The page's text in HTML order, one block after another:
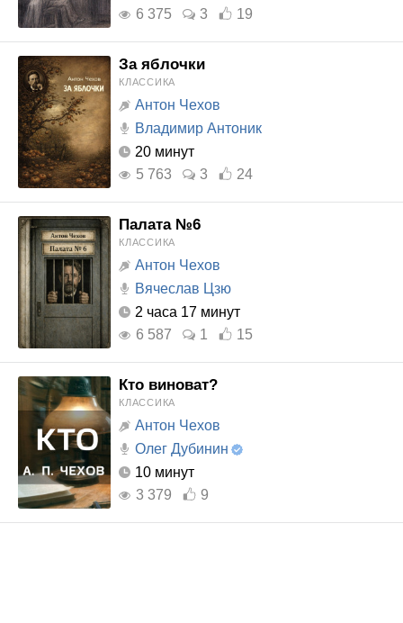
6 375
3 19
За яблочки
КЛАССИКА
Антон Чехов
Владимир Антоник
20 минут
5 763
3 24
Палата №6
КЛАССИКА
Антон Чехов
Вячеслав Цзю
2 часа 17 минут
6 587
1 15
Кто виноват?
КЛАССИКА
Антон Чехов
Олег Дубинин
10 минут
3 379
9